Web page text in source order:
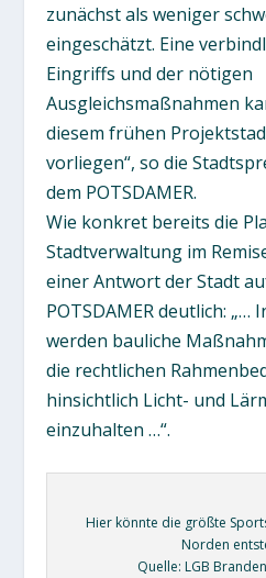
zunächst als weniger
eingeschätzt. Eine
Eingriffs und der nötigen
Ausgleichsmaßnahmen
diesem frühen
vorliegen“, so die
dem POTSDAMER.
Wie konkret bereits die
Stadtverwaltung im
einer Antwort der Stadt
POTSDAMER deutlich:
werden bauliche
die rechtlichen
hinsichtlich Licht- und
einzuhalten …“.
Hier könnte die größte
Norden
Quelle: LGB